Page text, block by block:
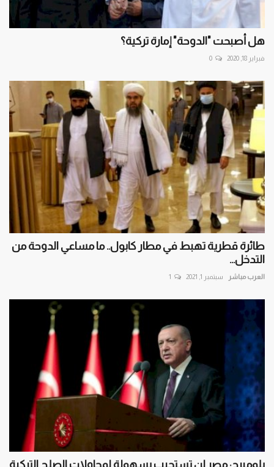
هل أصبحت "الدوحة" إمارة تركية؟
فبراير 18, 2020 0
طائرة قطرية تهبط في مطار كابول.. ما مساعي الدوحة من
التدخل...
العرب مباشر سبتمبر 1, 2021 1
بلومبرج: مصر لن تستجيب بسهولة لمحاولات الصلح التركية